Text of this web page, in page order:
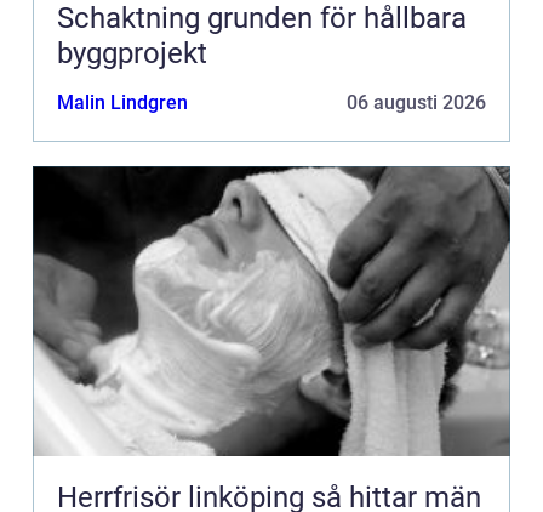
Schaktning grunden för hållbara
byggprojekt
Malin Lindgren 06 augusti 2026
Herrfrisör linköping så hittar män